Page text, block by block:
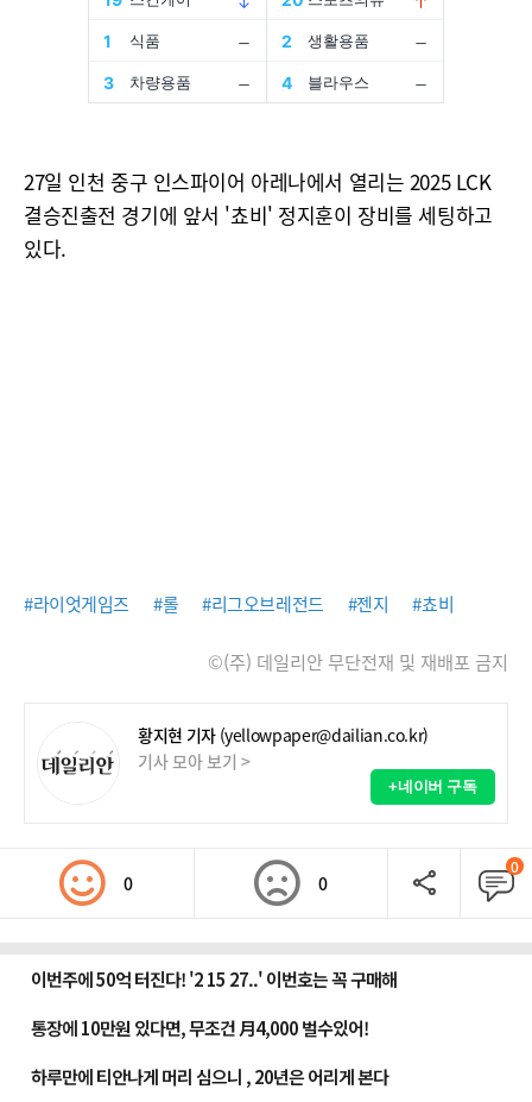
27일 인천 중구 인스파이어 아레나에서 열리는 2025 LCK
결승진출전 경기에 앞서 '쵸비' 정지훈이 장비를 세팅하고
있다.
#라이엇게임즈 #롤 #리그오브레전드 #젠지 #쵸비
©(주) 데일리안 무단전재 및 재배포 금지
황지현 기자 (yellowpaper@dailian.co.kr)
기사 모아 보기 >
+네이버 구독
0 0
0